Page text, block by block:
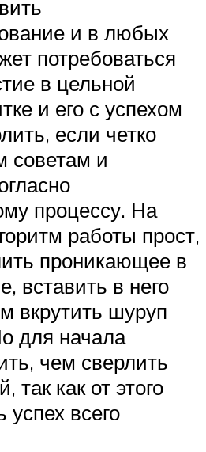
и в любых
потребоваться
в цельной
и его с успехом
если четко
советам и
процессу. На
работы прост,
проникающее в
вставить в него
вкрутить шуруп
для начала
чем сверлить
так как от этого
успех всего